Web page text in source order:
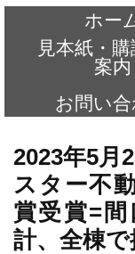
ホー
見本紙・
案内
お問い
2023年5月
スター不
賞受賞=
計、全棟